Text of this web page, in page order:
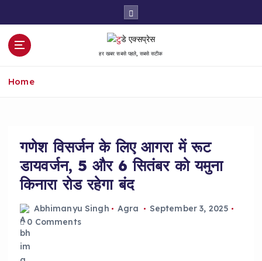
हर खबर सबसे पहले, सबसे सटीक
Home
गणेश विसर्जन के लिए आगरा में रूट
डायवर्जन, 5 और 6 सितंबर को यमुना
किनारा रोड रहेगा बंद
Abhimanyu Singh Agra
September 3, 2025
0 Comments